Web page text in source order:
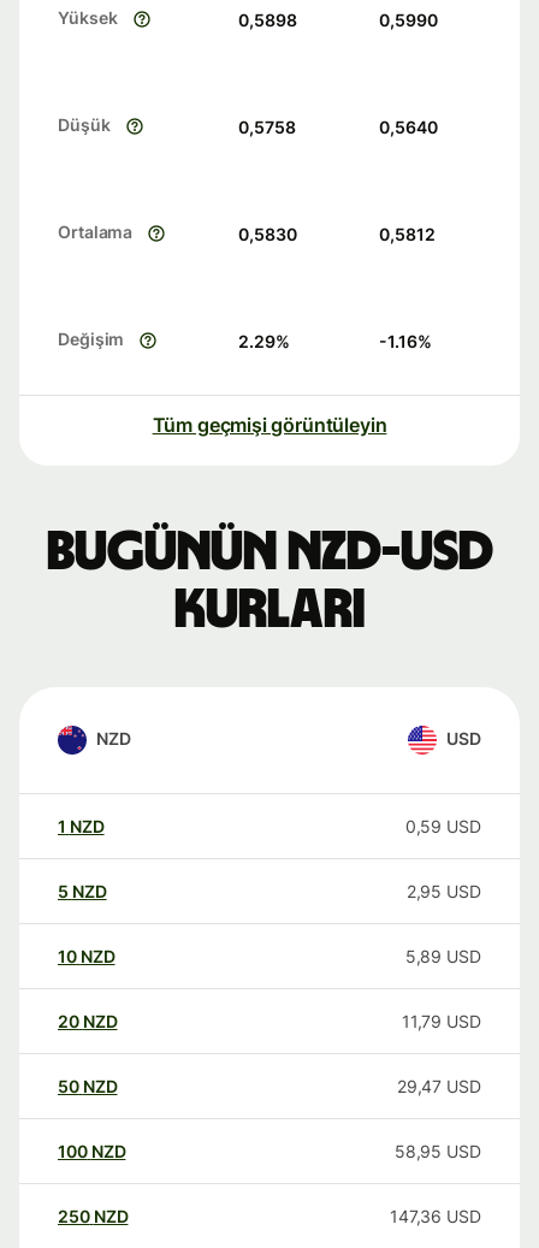
Yüksek 0,5898 0,5990
Düşük 0,5758 0,5640
Ortalama 0,5830 0,5812
Değişim 2.29% -1.16%
Tüm geçmişi görüntüleyin
Bugünün NZD-USD
kurları
NZD USD
1 NZD 0,59 USD
5 NZD 2,95 USD
10 NZD 5,89 USD
20 NZD 11,79 USD
50 NZD 29,47 USD
100 NZD 58,95 USD
250 NZD 147,36 USD